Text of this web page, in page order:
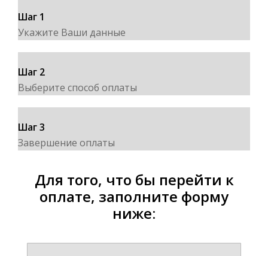
Шаг 1
Укажите Ваши данные
Шаг 2
Выберите способ оплаты
Шаг 3
Завершение оплаты
Для того, что бы перейти к
оплате, заполните форму
ниже: